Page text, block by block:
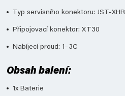
Typ servisního konektoru: JST-XHR
Připojovací konektor: XT30
Nabíjecí proud: 1–3C
Obsah balení:
1x Baterie